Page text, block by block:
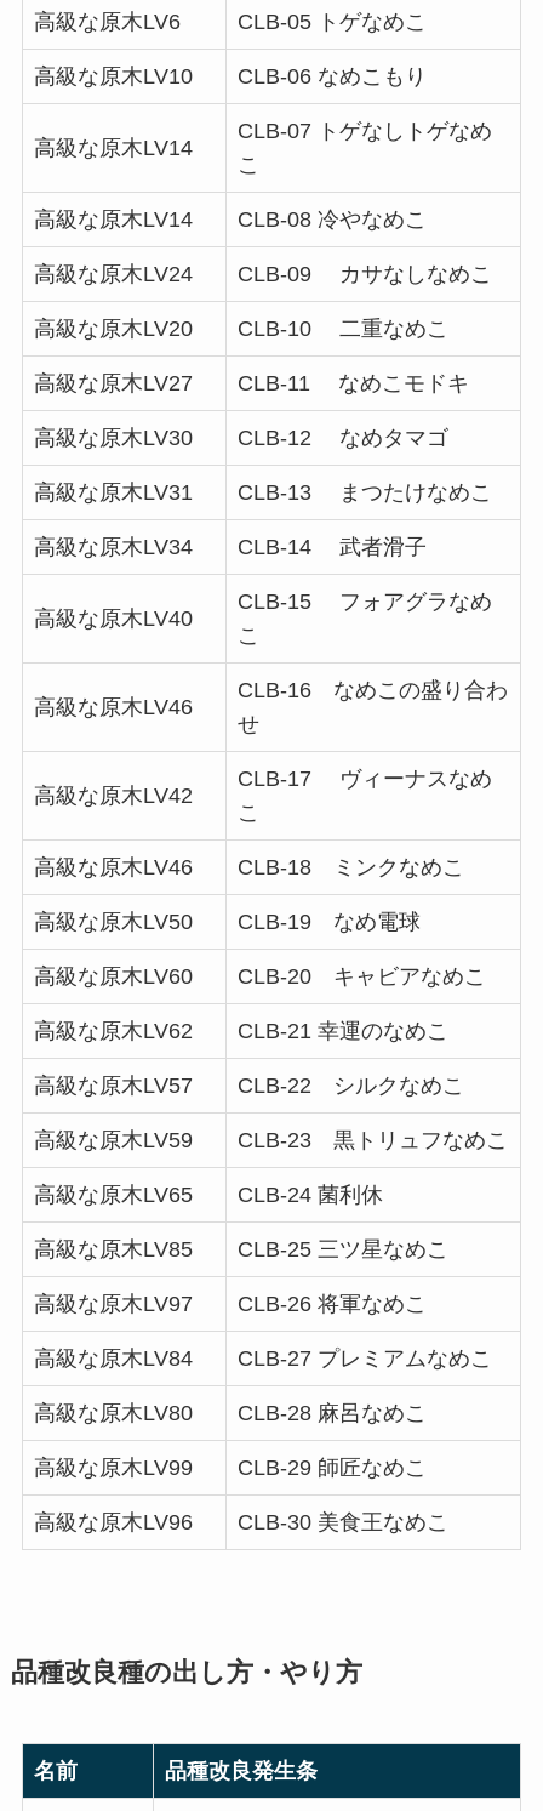
高級な原木LV6 CLB-05 トゲなめこ
高級な原木LV10 CLB-06 なめこもり
高級な原木LV14
CLB-07 トゲなしトゲなめ
こ
高級な原木LV14 CLB-08 冷やなめこ
高級な原木LV24 CLB-09 カサなしなめこ
高級な原木LV20 CLB-10 二重なめこ
高級な原木LV27 CLB-11 なめこモドキ
高級な原木LV30 CLB-12 なめタマゴ
高級な原木LV31 CLB-13 まつたけなめこ
高級な原木LV34 CLB-14 武者滑子
高級な原木LV40
CLB-15 フォアグラなめ
こ
高級な原木LV46
CLB-16 なめこの盛り合わ
せ
高級な原木LV42
CLB-17 ヴィーナスなめ
こ
高級な原木LV46 CLB-18 ミンクなめこ
高級な原木LV50 CLB-19 なめ電球
高級な原木LV60 CLB-20 キャビアなめこ
高級な原木LV62 CLB-21 幸運のなめこ
高級な原木LV57 CLB-22 シルクなめこ
高級な原木LV59 CLB-23 黒トリュフなめこ
高級な原木LV65 CLB-24 菌利休
高級な原木LV85 CLB-25 三ツ星なめこ
高級な原木LV97 CLB-26 将軍なめこ
高級な原木LV84 CLB-27 プレミアムなめこ
高級な原木LV80 CLB-28 麻呂なめこ
高級な原木LV99 CLB-29 師匠なめこ
高級な原木LV96 CLB-30 美食王なめこ
品種改良種の出し方・やり方
名前 品種改良発生条